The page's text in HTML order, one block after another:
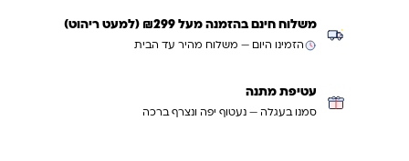
משלוח חינם בהזמנה מעל ₪299 (למעט ריהוט)
הזמינו היום — משלוח מהיר עד הבית
עטיפת מתנה
סמנו בעגלה — נעטוף יפה ונצרף ברכה